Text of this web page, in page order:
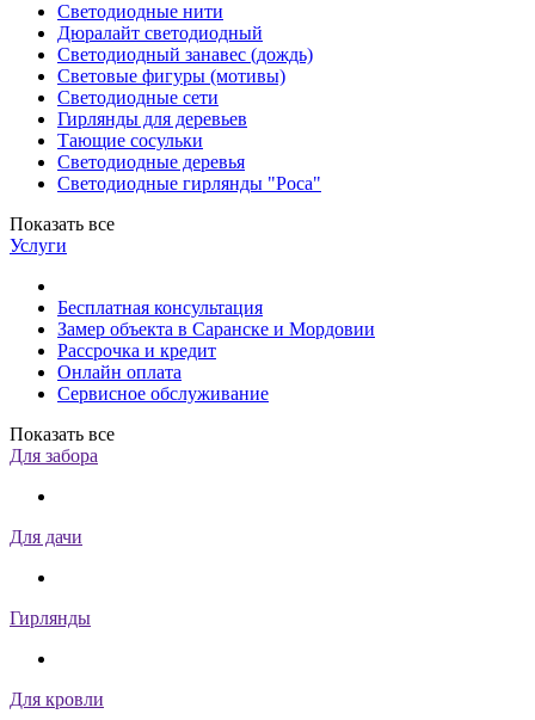
Светодиодные нити
Дюралайт светодиодный
Светодиодный занавес (дождь)
Световые фигуры (мотивы)
Светодиодные сети
Гирлянды для деревьев
Тающие сосульки
Светодиодные деревья
Светодиодные гирлянды "Роса"
Показать все
Услуги
Бесплатная консультация
Замер объекта в Саранске и Мордовии
Рассрочка и кредит
Онлайн оплата
Сервисное обслуживание
Показать все
Для забора
Для дачи
Гирлянды
Для кровли